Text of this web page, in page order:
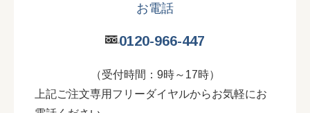
お電話
0120-966-447
（受付時間：9時～17時）
上記ご注文専用フリーダイヤルからお気軽にお